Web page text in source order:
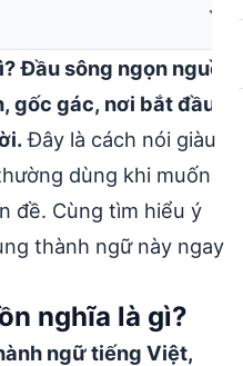
Đầu sông ngọn nguồn
gốc gác, nơi bắt đầu
Đây là cách nói giàu
dùng khi muốn
đề. Cùng tìm hiểu ý
thành ngữ này ngay
nghĩa là gì?
ngữ tiếng Việt,